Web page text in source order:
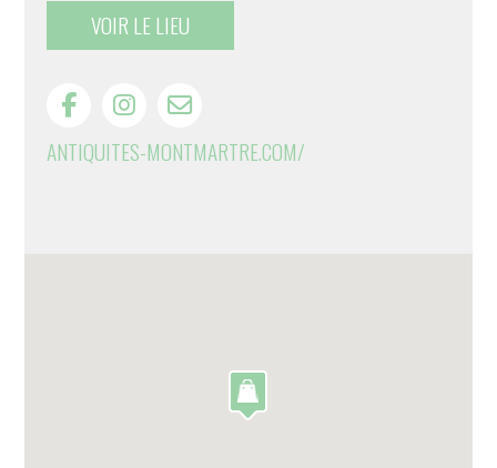
VOIR LE LIEU
ANTIQUITES-MONTMARTRE.COM/